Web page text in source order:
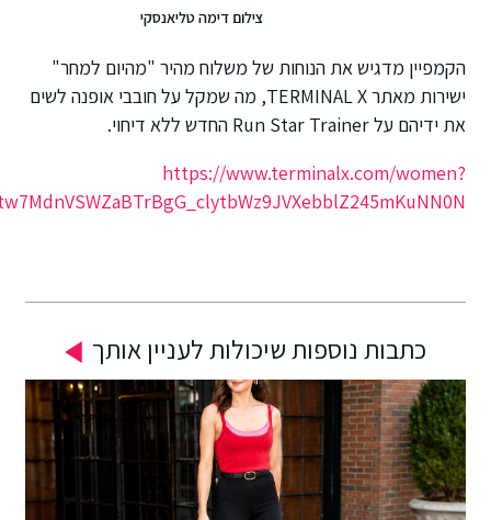
של משלוח מהיר "מהיום למחר"
ישירות מאתר TERMINAL X, מה שמקל על חובבי אופנה לשים
https://
לעניין אותך